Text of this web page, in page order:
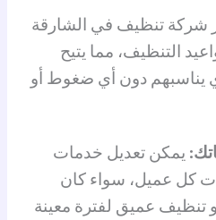
شركة تنظيف في الشارقة
التنظيف، مما يتيح
يناسبهم دون أي ضغوط أو
يمكن تعديل خدمات
كل عميل، سواء كان
تنظيف عميق لفترة معينة